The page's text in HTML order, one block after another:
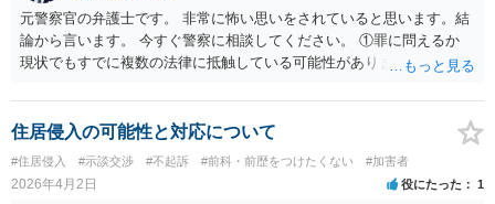
元警察官の弁護士です。 非常に怖い思いをされていると思います。結
論から言います。 今すぐ警察に相談してください。 ①罪に問えるか
現状でもすでに複数の法律に抵触している可能性があります。 ストー
手紙・連続したLINE・電話・「絶対に見つけるから」というメッセー
ジは警告・禁止命令・逮捕の対象になり得ます。 また友人に過去の知
られたくない情報を送っている行為は、名誉毀損罪・プライバシー侵
害として民事・刑事両面で問える可能性があります。 ②根本的な解決
方法 まず警察署のストーカー相談窓口に今日中に相談することを強く
住居侵入の可能性と対応について
#住居侵入 #示談交渉 #不起訴 #前科・前歴をつけたくない #加害者
2026年4月2日 役にたった 1